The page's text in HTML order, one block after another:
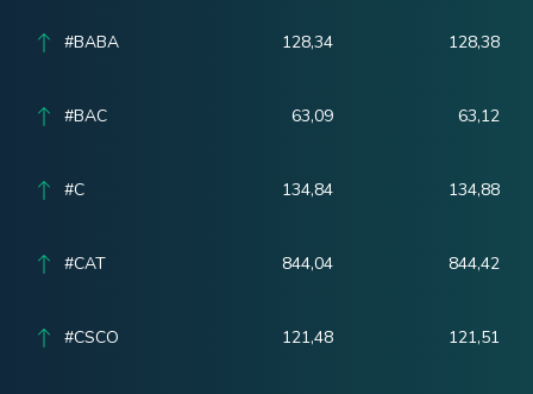
#BABA 128,34 128,38
#BAC 63,09 63,12
#C 134,84 134,88
#CAT 844,04 844,42
#CSCO 121,48 121,51